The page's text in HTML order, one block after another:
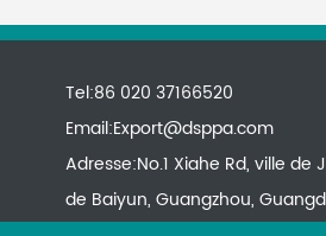
Tel:86 020 37166520
Email:Export@dsppa.com
Adresse:No.1 Xiahe Rd, ville de
de Baiyun, Guangzhou,